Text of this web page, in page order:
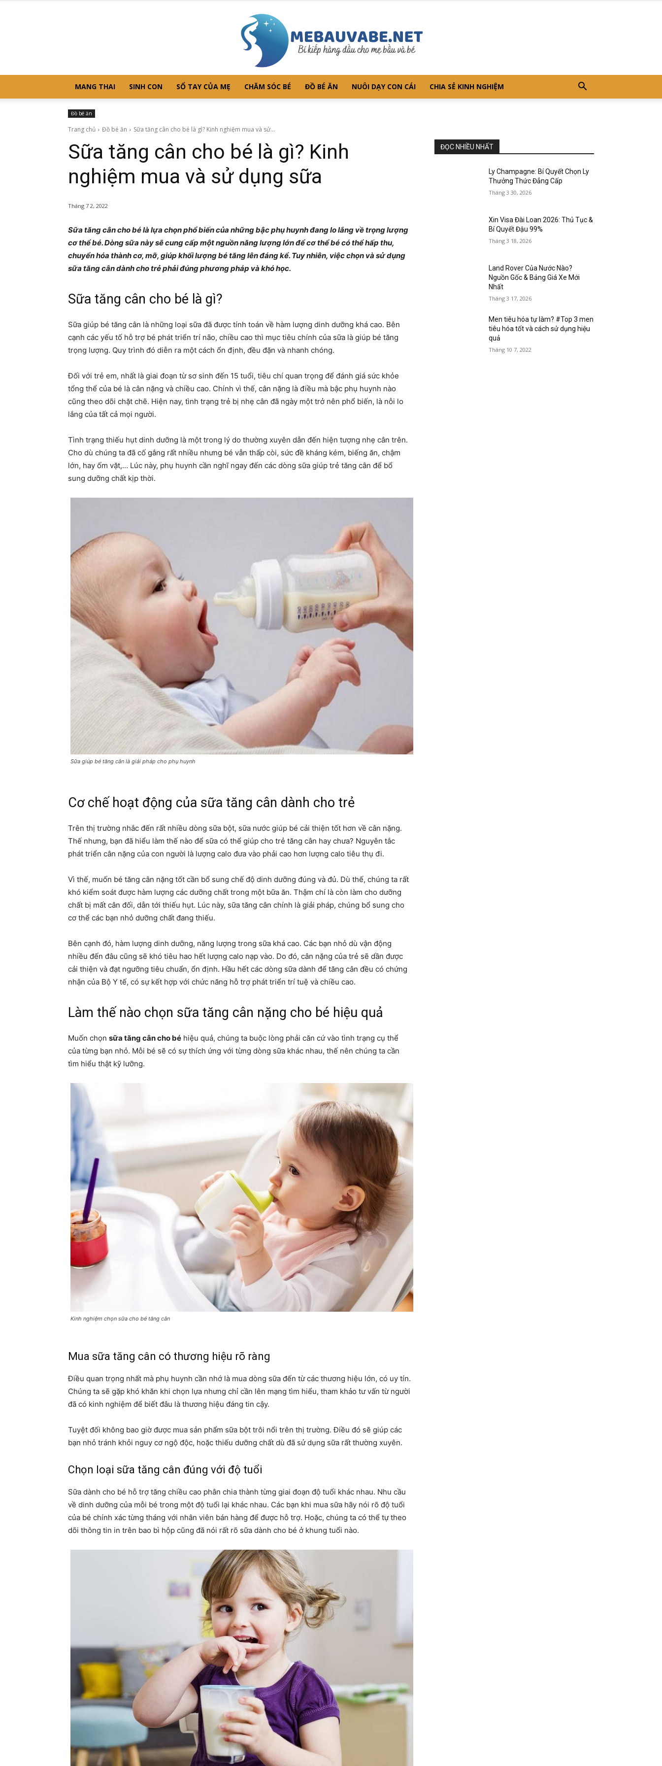
Chia
đầu
cho
mẹ
MANG THAI SINH CON SỔ TAY CỦA MẸ CHĂM SÓC BÉ ĐỒ BÉ ĂN NUÔI DẠY CON CÁI CHIA SẺ KINH NGHIỆM
Đồ bé ăn
Trang chủ Đồ bé ăn Sữa tăng cân cho bé là gì? Kinh nghiệm mua và sử...
Sữa tăng cân cho bé là gì? Kinh
nghiệm mua và sử dụng sữa
Tháng 7 2, 2022
Sữa tăng cân cho bé là lựa chọn phổ biến của những bậc phụ huynh đang lo lắng về trọng lượng
cơ thể bé. Dòng sữa này sẽ cung cấp một nguồn năng lượng lớn để cơ thể bé có thể hấp thu,
chuyển hóa thành cơ, mỡ, giúp khối lượng bé tăng lên đáng kể. Tuy nhiên, việc chọn và sử dụng
sữa tăng cân dành cho trẻ phải đúng phương pháp và khó học.
Sữa tăng cân cho bé là gì?
Sữa giúp bé tăng cân là những loại sữa đã được tính toán về hàm lượng dinh dưỡng khá cao. Bên
cạnh các yếu tố hỗ trợ bé phát triển trí não, chiều cao thì mục tiêu chính của sữa là giúp bé tăng
trọng lượng. Quy trình đó diễn ra một cách ổn định, đều đặn và nhanh chóng.
Đối với trẻ em, nhất là giai đoạn từ sơ sinh đến 15 tuổi, tiêu chí quan trọng để đánh giá sức khỏe
tổng thể của bé là cân nặng và chiều cao. Chính vì thế, cân nặng là điều mà bậc phụ huynh nào
cũng theo dõi chặt chẽ. Hiện nay, tình trạng trẻ bị nhẹ cân đã ngày một trở nên phổ biến, là nỗi lo
lắng của tất cả mọi người.
Tình trạng thiếu hụt dinh dưỡng là một trong lý do thường xuyên dẫn đến hiện tượng nhẹ cân trên.
Cho dù chúng ta đã cố gắng rất nhiều nhưng bé vẫn thấp còi, sức đề kháng kém, biếng ăn, chậm
lớn, hay ốm vặt,… Lúc này, phụ huynh cần nghĩ ngay đến các dòng sữa giúp trẻ tăng cân để bổ
sung dưỡng chất kịp thời.
Sữa giúp bé tăng cân là giải pháp cho phụ huynh
Cơ chế hoạt động của sữa tăng cân dành cho trẻ
Trên thị trường nhắc đến rất nhiều dòng sữa bột, sữa nước giúp bé cải thiện tốt hơn về cân nặng.
Thế nhưng, bạn đã hiểu làm thế nào để sữa có thể giúp cho trẻ tăng cân hay chưa? Nguyên tắc
phát triển cân nặng của con người là lượng calo đưa vào phải cao hơn lượng calo tiêu thụ đi.
Vì thế, muốn bé tăng cân nặng tốt cần bổ sung chế độ dinh dưỡng đúng và đủ. Dù thế, chúng ta rất
khó kiểm soát được hàm lượng các dưỡng chất trong một bữa ăn. Thậm chí là còn làm cho dưỡng
chất bị mất cân đối, dẫn tới thiếu hụt. Lúc này, sữa tăng cân chính là giải pháp, chúng bổ sung cho
cơ thể các bạn nhỏ dưỡng chất đang thiếu.
Bên cạnh đó, hàm lượng dinh dưỡng, năng lượng trong sữa khá cao. Các bạn nhỏ dù vận động
nhiều đến đâu cũng sẽ khó tiêu hao hết lượng calo nạp vào. Do đó, cân nặng của trẻ sẽ dần được
cải thiện và đạt ngưỡng tiêu chuẩn, ổn định. Hầu hết các dòng sữa dành để tăng cân đều có chứng
nhận của Bộ Y tế, có sự kết hợp với chức năng hỗ trợ phát triển trí tuệ và chiều cao.
Làm thế nào chọn sữa tăng cân nặng cho bé hiệu quả
Muốn chọn sữa tăng cân cho bé hiệu quả, chúng ta buộc lòng phải căn cứ vào tình trạng cụ thể
của từng bạn nhỏ. Mỗi bé sẽ có sự thích ứng với từng dòng sữa khác nhau, thế nên chúng ta cần
tìm hiểu thật kỹ lưỡng.
Kinh nghiệm chọn sữa cho bé tăng cân
Mua sữa tăng cân có thương hiệu rõ ràng
Điều quan trọng nhất mà phụ huynh cần nhớ là mua dòng sữa đến từ các thương hiệu lớn, có uy tín.
Chúng ta sẽ gặp khó khăn khi chọn lựa nhưng chỉ cần lên mạng tìm hiểu, tham khảo tư vấn từ người
đã có kinh nghiệm để biết đâu là thương hiệu đáng tin cậy.
Tuyệt đối không bao giờ được mua sản phẩm sữa bột trôi nổi trên thị trường. Điều đó sẽ giúp các
bạn nhỏ tránh khỏi nguy cơ ngộ độc, hoặc thiếu dưỡng chất dù đã sử dụng sữa rất thường xuyên.
Chọn loại sữa tăng cân đúng với độ tuổi
Sữa dành cho bé hỗ trợ tăng chiều cao phân chia thành từng giai đoạn độ tuổi khác nhau. Nhu cầu
về dinh dưỡng của mỗi bé trong một độ tuổi lại khác nhau. Các bạn khi mua sữa hãy nói rõ độ tuổi
của bé chính xác từng tháng với nhân viên bán hàng để được hỗ trợ. Hoặc, chúng ta có thể tự theo
dõi thông tin in trên bao bì hộp cũng đã nói rất rõ sữa dành cho bé ở khung tuổi nào.
ĐỌC NHIỀU NHẤT
Ly Champagne: Bí Quyết Chọn Ly
Thưởng Thức Đẳng Cấp
Tháng 3 30, 2026
Xin Visa Đài Loan 2026: Thủ Tục &
Bí Quyết Đậu 99%
Tháng 3 18, 2026
Land Rover Của Nước Nào?
Nguồn Gốc & Bảng Giá Xe Mới
Nhất
Tháng 3 17, 2026
Men tiêu hóa tự làm? #Top 3 men
tiêu hóa tốt và cách sử dụng hiệu
quả
Tháng 10 7, 2022